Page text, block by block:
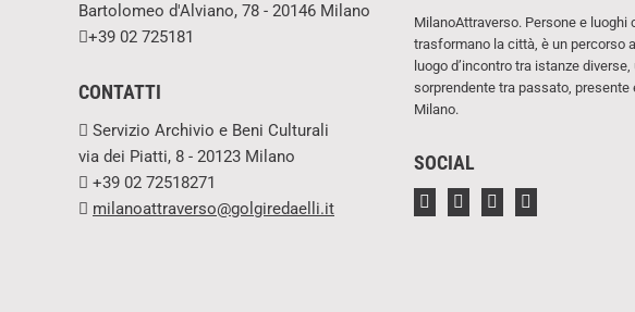
Bartolomeo d'Alviano, 78 - 20146 Milano
+39 02 725181
CONTATTI
Servizio Archivio e Beni Culturali
via dei Piatti, 8 - 20123 Milano
+39 02 72518271
milanoattraverso@golgiredaelli.it
MilanoAttraverso. Persone e luoghi
trasformano la città, è un percorso
luogo d’incontro tra istanze
sorprendente tra passato, presente
Milano.
SOCIAL